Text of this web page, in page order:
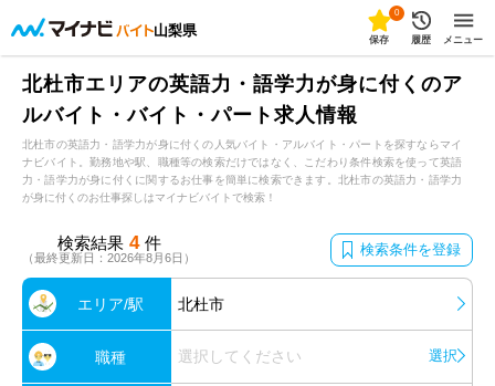
山梨県
0
保存 履歴 メニュー
北杜市エリアの英語力・語学力が身に付くのア
ルバイト・バイト・パート求人情報
北杜市の英語力・語学力が身に付くの人気バイト・アルバイト・パートを探すならマイ
ナビバイト。勤務地や駅、職種等の検索だけではなく、こだわり条件検索を使って英語
力・語学力が身に付くに関するお仕事を簡単に検索できます。北杜市の英語力・語学力
が身に付くのお仕事探しはマイナビバイトで検索！
検索結果 4 件
（最終更新日：2026年8月6日） 検索条件を登録
エリア/駅 北杜市
職種 選択してください 選択